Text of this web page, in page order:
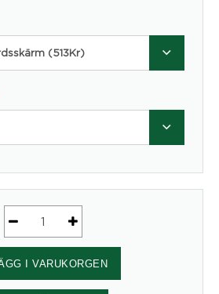
(513Kr)
Bordsskärm
Soneo
nedhängande
800x600x30
I VARUKORGEN